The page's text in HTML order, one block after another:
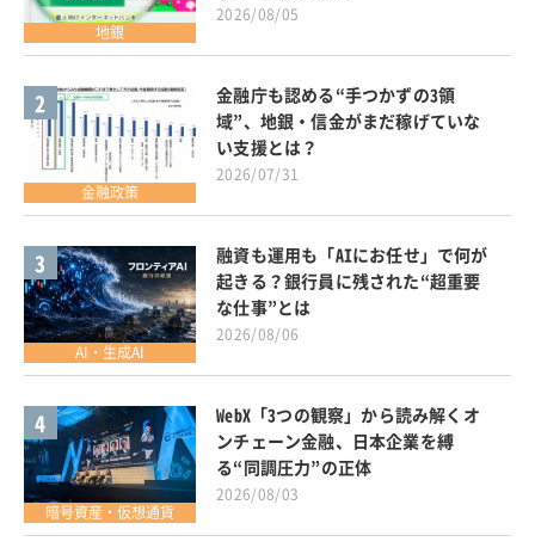
地銀
2026/08/05
2
金融政策
金融庁も認める“手つかずの3領
域”、地銀・信金がまだ稼げていな
い支援とは？
2026/07/31
3
AI・生成AI
融資も運用も「AIにお任せ」で何が
起きる？銀行員に残された“超重要
な仕事”とは
2026/08/06
4
暗号資産・仮想通貨
WebX「3つの観察」から読み解くオ
ンチェーン金融、日本企業を縛
る“同調圧力”の正体
2026/08/03